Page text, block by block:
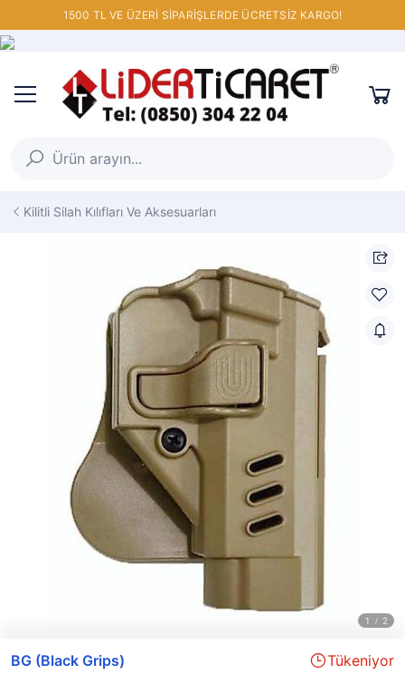
1500 TL VE ÜZERİ SİPARİŞLERDE ÜCRETSİZ KARGO!
Kilitli Silah Kılıfları Ve Aksesuarları
BG (Black Grips) Tükeniyor